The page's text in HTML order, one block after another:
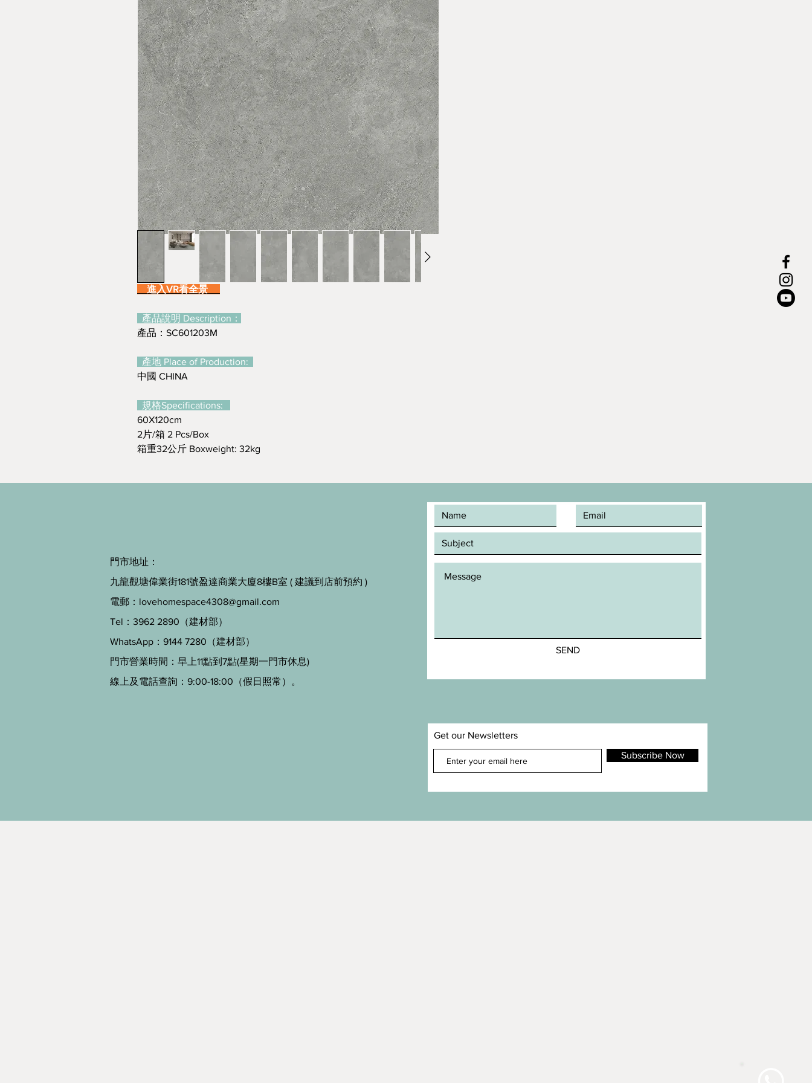
進入VR看全景
產品說明 Description：
產品：SC601203M
產地 Place of Production:
中國 CHINA
規格Specifications:
60X120cm
2片/箱 2 Pcs/Box
箱重32公斤 Boxweight: 32kg
門市地址：
九龍觀塘偉業街181號盈達商業大廈8樓B室 ( 建議到店前預約 )
電郵： lovehomespace4308@gmail.com
Tel：3962 2890（建材部）
WhatsApp：9144 7280（建材部）
門市營業時間：早上11點到7點(星期一門市休息)
線上及電話查詢：9:00-18:00（假日照常）。
SEND
Get our Newsletters
Subscribe Now